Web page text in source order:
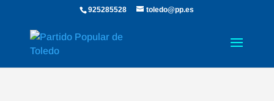
925285528 toledo@pp.es